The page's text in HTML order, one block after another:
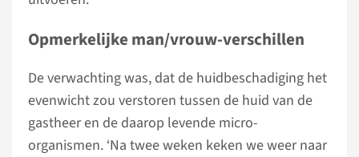
Opmerkelijke man/vrouw-verschillen
De verwachting was, dat de huidbeschadiging het
evenwicht zou verstoren tussen de huid van de
gastheer en de daarop levende micro-
organismen. ‘Na twee weken keken we weer naar